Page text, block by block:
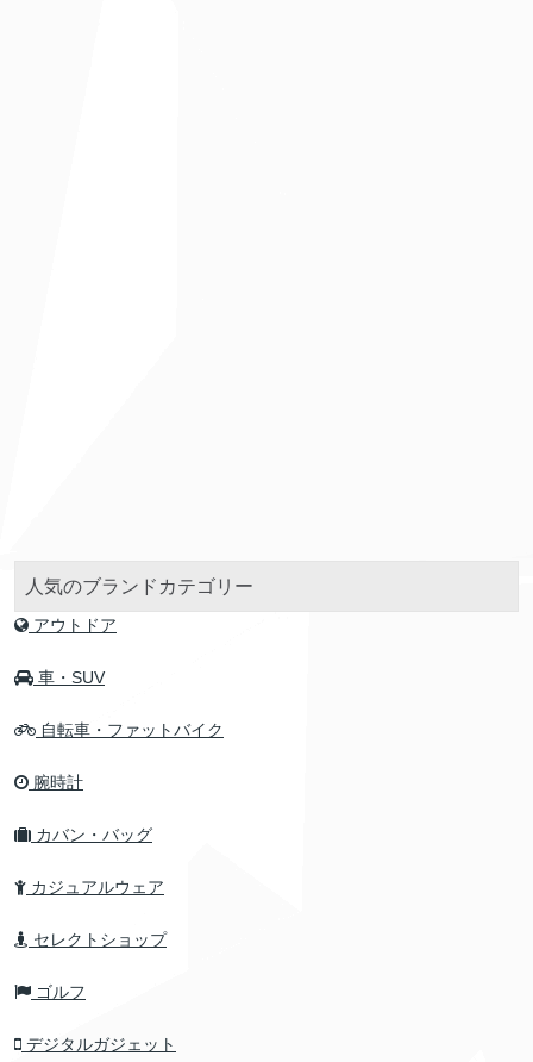
人気のブランドカテゴリー
アウトドア
車・SUV
自転車・ファットバイク
腕時計
カバン・バッグ
カジュアルウェア
セレクトショップ
ゴルフ
デジタルガジェット